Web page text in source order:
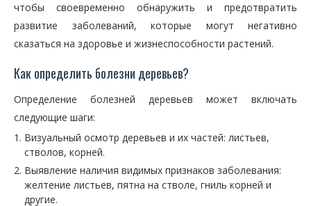
чтобы своевременно обнаружить и предотвратить
развитие заболеваний, которые могут негативно
сказаться на здоровье и жизнеспособности растений.
Как определить болезни деревьев?
Определение болезней деревьев может включать
следующие шаги:
Визуальный осмотр деревьев и их частей: листьев,
стволов, корней.
Выявление наличия видимых признаков заболевания:
желтение листьев, пятна на стволе, гниль корней и
другие.